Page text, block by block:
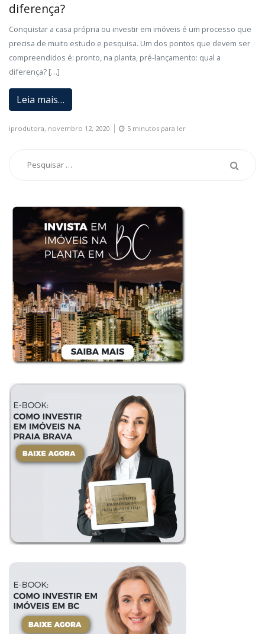
diferença?
Conquistar a casa própria ou investir em imóveis é um processo que
precisa de muito estudo e pesquisa. Um dos pontos que devem ser
compreendidos é: pronto, na planta, pré-lançamento: qual a
diferença? […]
Leia mais…
iprodutora, novembro 12, 2020 5 minutos para ler